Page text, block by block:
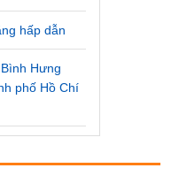
hấp dẫn
Hưng
phố Hồ Chí